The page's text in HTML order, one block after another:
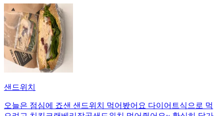
샌드위치
오늘은 점심에 죠샌 샌드위치 먹어봤어요 다이어트식으로 먹